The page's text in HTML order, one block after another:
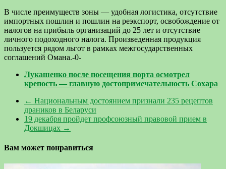
В числе преимуществ зоны — удобная логистика, отсутствие
импортных пошлин и пошлин на реэкспорт, освобождение от
налогов на прибыль организаций до 25 лет и отсутствие
личного подоходного налога. Произведенная продукция
пользуется рядом льгот в рамках межгосударственных
соглашений Омана.-0-
Лукашенко после посещения порта осмотрел
крепость — главную достопримечательность Сохара
← Национальным достоянием признали 235 рецептов
драников в Беларуси
19 декабря пройдет профсоюзный правовой прием в
Докшицах →
Вам может понравиться